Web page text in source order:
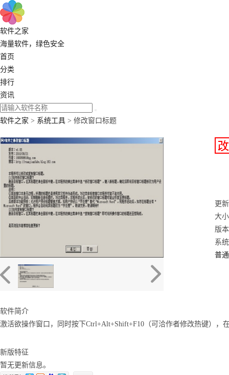
软件之家
海量软件，绿色安全
首页
分类
排行
资讯
软件之家 > 系统工具 > 修改窗口标题
更
大
版
系
普
软件简介
激活欲操作窗口，同时按下Ctrl+Alt+Shift+F10（可洽作者修改热键），
新版特征
暂无更新信息。